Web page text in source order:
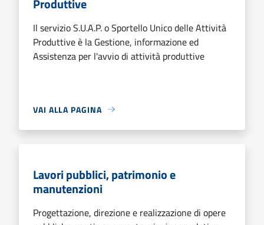
Il servizio S.U.A.P. o Sportello Unico delle Attività
Produttive è la Gestione, informazione ed
Assistenza per l'avvio di attività produttive
VAI ALLA PAGINA
Lavori pubblici, patrimonio e
manutenzioni
Progettazione, direzione e realizzazione di opere